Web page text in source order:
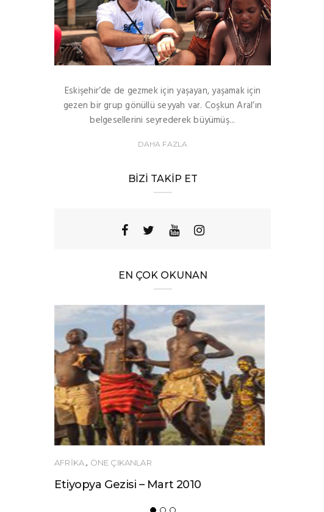
Eskişehir’de de gezmek için yaşayan, yaşamak için
gezen bir grup gönüllü seyyah var. Coşkun Aral’ın
belgesellerini seyrederek büyümüş...
DAHA FAZLA
BIZI TAKIP ET
EN ÇOK OKUNAN
Gezisi – Mart 2010 Ucuza Gezmek İsteyenlere